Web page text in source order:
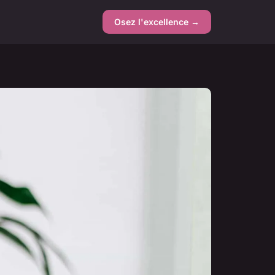
Osez l'excellence →